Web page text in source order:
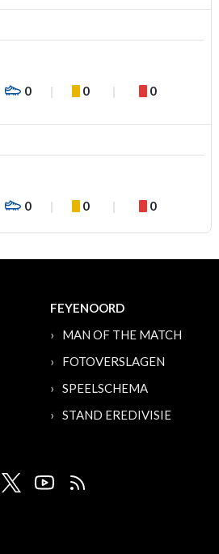
0 0 0
0 0 0
FEYENOORD
MAN OF THE MATCH
FOTOVERSLAGEN
SPEELSCHEMA
STAND EREDIVISIE